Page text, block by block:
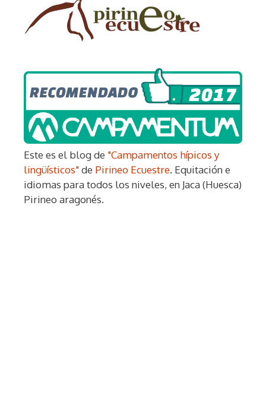
Este es el blog de "Campamentos hípicos y
lingüísticos"de Pirineo Ecuestre. Equitación e
idiomas para todos los niveles, en Jaca (Huesca)
Pirineo aragonés.